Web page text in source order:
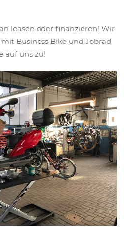
leasen oder finanzieren! Wir
Business Bike und Jobrad
auf uns zu!